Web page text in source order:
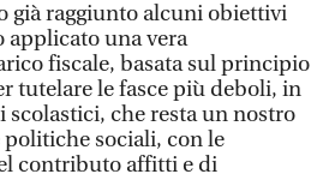
già raggiunto alcuni obiettivi
una vera
fiscale, basata sul principio
tutelare le fasce più deboli, in
scolastici, che resta un nostro
sociali, con le
contributo affitti e di